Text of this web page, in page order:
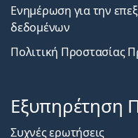
Ενημέρωση για την
δεδομένων
Πολιτική Προστασίας
Εξυπηρέτηση
Συχνές ερωτήσεις